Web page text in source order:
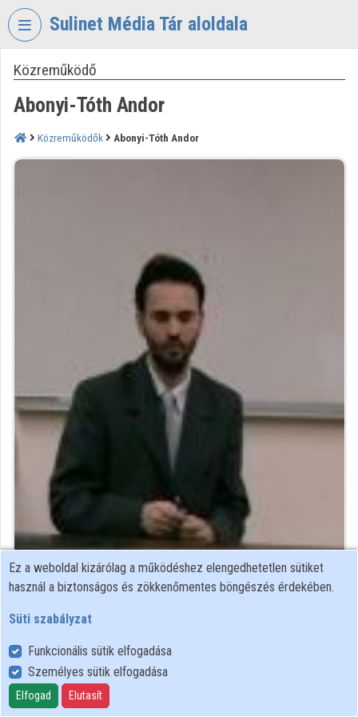
Fejléc kihagyása
Sulinet Média Tár aloldala
VIDEOTORIUM
SULINET
MÉDIA
Közreműködők
Közreműködő
Abonyi-Tóth Andor
Közreműködők Abonyi-Tóth Andor
Közreműködő felvételei
Névjegyek
Névjegy
ELTE IK, Média- és Oktatásinformatikai Tanszék
Ez a weboldal kizárólag a működéshez elengedhetetlen sütiket
használ a biztonságos és zökkenőmentes böngészés érdekében.
Süti szabályzat
Funkcionális sütik elfogadása
Személyes sütik elfogadása
Elfogad Elutasít